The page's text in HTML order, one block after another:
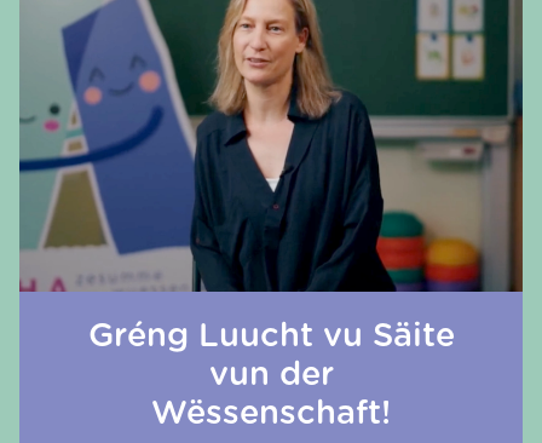
Gréng Luucht vu Säite
vun der
Wëssenschaft!